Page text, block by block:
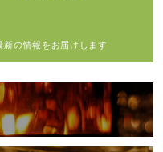
新の情報をお届けします